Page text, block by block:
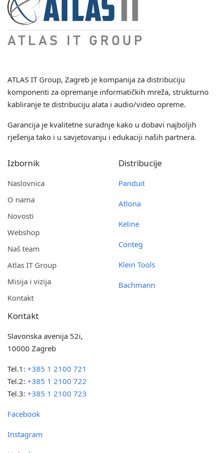
ATLAS IT Group, Zagreb je kompanija za distribuciju
komponenti za opremanje informatičkih mreža, strukturno
kabliranje te distribuciju alata i audio/video opreme.
Garancija je kvalitetne suradnje kako u dobavi najboljih
rješenja tako i u savjetovanju i edukaciji naših partnera.
Izbornik
Naslovnica
O nama
Novosti
Webshop
Naš team
Atlas IT Group
Misija i vizija
Kontakt
Distribucije
Panduit
Atlona
Keline
Conteg
Klein Tools
Bachmann
Kontakt
Slavonska avenija 52i,
10000 Zagreb
Tel.1:+385 1 2100 721
Tel.2:+385 1 2100 722
Tel.3:+385 1 2100 723
Facebook
Instagram